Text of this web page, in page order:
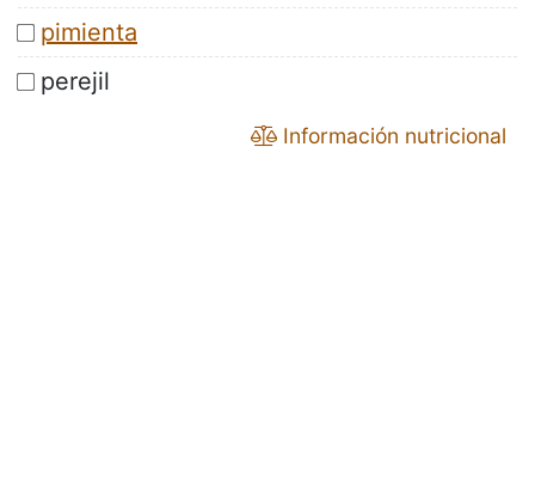
pimienta
perejil
Información nutricional